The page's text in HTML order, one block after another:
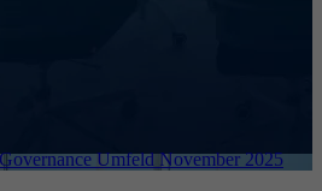
Umfeld November 2025